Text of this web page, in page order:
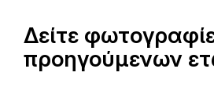
Δείτε
προηγούμενων